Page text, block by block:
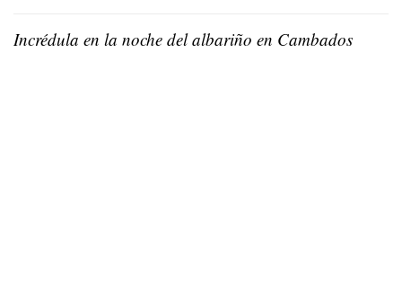
Incrédula en la noche del albariño en Cambados